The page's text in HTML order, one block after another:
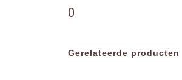
0
Gerelateerde producten